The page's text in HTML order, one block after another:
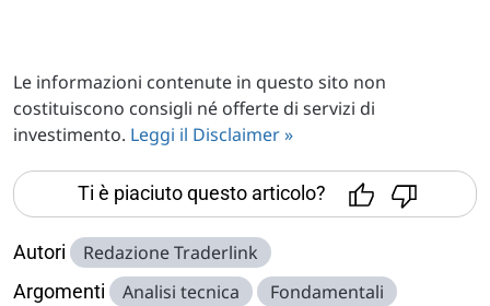
Le informazioni contenute in questo sito non
costituiscono consigli né offerte di servizi di
investimento. Leggi il Disclaimer »
Ti è piaciuto questo articolo?
Autori Redazione Traderlink
Argomenti Analisi tecnica
Fondamentali